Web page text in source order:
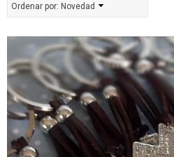
Ordenar por: Novedad